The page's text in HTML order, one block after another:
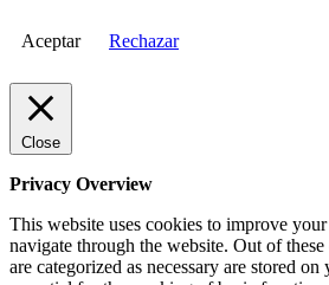
Aceptar Rechazar
Close
Privacy Overview
This website uses cookies to improve
navigate through the website. Out of
are categorized as necessary are stored